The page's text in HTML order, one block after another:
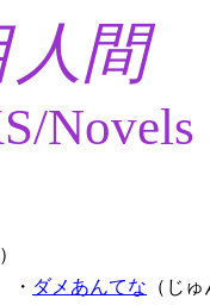
人間
Novels
ダメあんてな （じ